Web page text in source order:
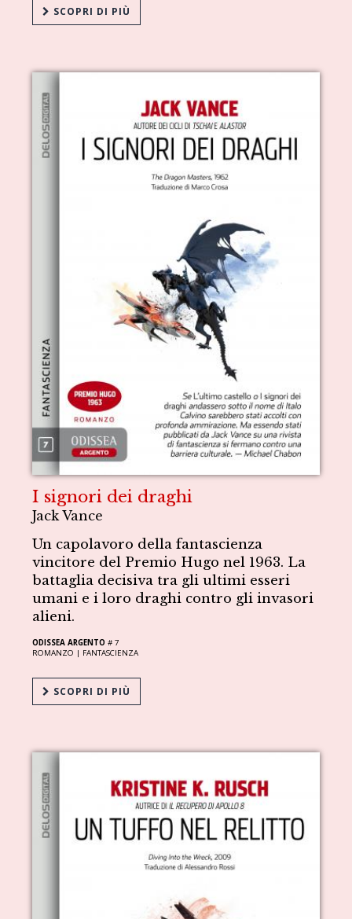
SCOPRI DI PIÙ
I signori dei draghi
Jack Vance
Un capolavoro della fantascienza
vincitore del Premio Hugo nel 1963. La
battaglia decisiva tra gli ultimi esseri
umani e i loro draghi contro gli invasori
alieni.
ODISSEA ARGENTO # 7
ROMANZO | FANTASCIENZA
SCOPRI DI PIÙ